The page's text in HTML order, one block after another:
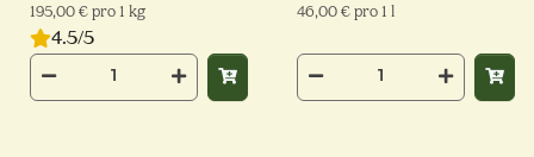
195,00 € pro 1 kg
4.5/5
46,00 € pro 1 l